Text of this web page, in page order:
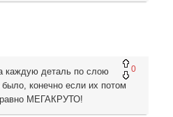
0
каждую деталь по слою
конечно если их потом
равно МЕГАКРУТО!